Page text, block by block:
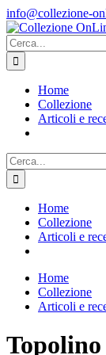
Salta
al
contenuto
info@collezione-
Cerca
per:
Home
Collezione
Articoli e
Cerca
per:
Home
Collezione
Articoli e
Home
Collezione
Articoli e